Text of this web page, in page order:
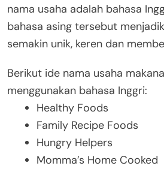
nama usaha adalah bahasa
bahasa asing tersebut
semakin unik, keren dan
Berikut ide nama usaha
menggunakan bahasa Inggri:
Healthy Foods
Family Recipe Foods
Hungry Helpers
Momma’s Home Cooked